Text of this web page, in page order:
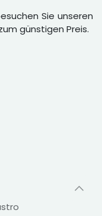
Sie unseren
günstigen Preis.